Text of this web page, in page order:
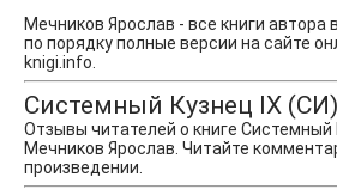
Мечников Ярослав - все книги автора
по порядку полные версии на сайте
knigi.info.
Системный Кузнец IX
Отзывы читателей о книге Системный
Мечников Ярослав. Читайте
произведении.